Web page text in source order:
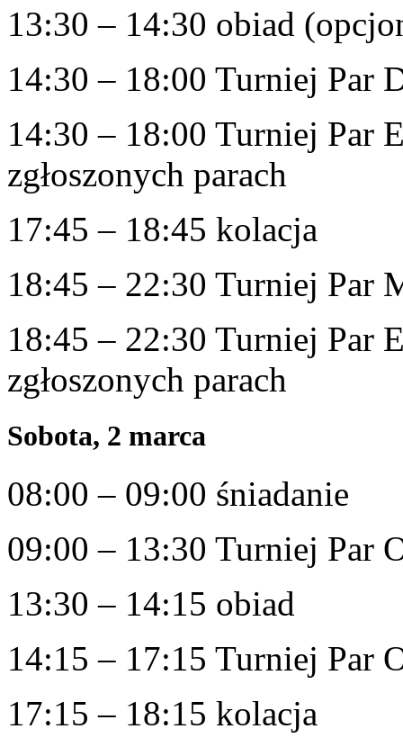
13:30 – 14:30 obiad
14:30 – 18:00 Turniej Par
14:30 – 18:00 Turniej Par
zgłoszonych parach
17:45 – 18:45 kolacja
18:45 – 22:30 Turniej Par
18:45 – 22:30 Turniej Par
zgłoszonych parach
Sobota, 2 marca
08:00 – 09:00 śniadanie
09:00 – 13:30 Turniej Par
13:30 – 14:15 obiad
14:15 – 17:15 Turniej Par
17:15 – 18:15 kolacja